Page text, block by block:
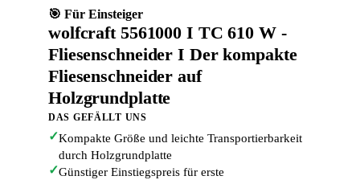
🎯 Für Einsteiger
wolfcraft 5561000 I TC 610 W -
Fliesenschneider I Der kompakte
Fliesenschneider auf
Holzgrundplatte
DAS GEFÄLLT UNS
✓Kompakte Größe und leichte Transportierbarkeit
durch Holzgrundplatte
✓Günstiger Einstiegspreis für erste